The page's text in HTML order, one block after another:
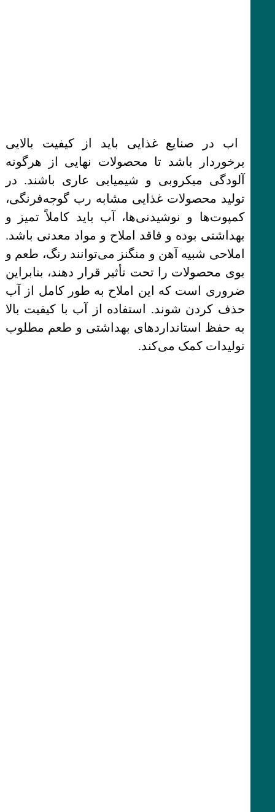
اب در صنایع غذایی باید از کیفیت بالایی
برخوردار باشد تا محصولات نهایی از هرگونه
آلودگی میکروبی و شیمیایی عاری باشند. در
تولید محصولات غذایی مشابه رب گوجه‌فرنگی،
کمپوت‌ها و نوشیدنی‌ها، آب باید کاملاً تمیز و
بهداشتی بوده و فاقد املاح و مواد معدنی باشد.
املاحی شبیه آهن و منگنز می‌توانند رنگ، طعم و
بوی محصولات را تحت تأثیر قرار دهند، بنابراین
ضروری است که این املاح به طور کامل از آب
حذف کردن شوند. استفاده از آب با کیفیت بالا
به حفظ استانداردهای بهداشتی و طعم مطلوب
تولیدات کمک می‌کند.